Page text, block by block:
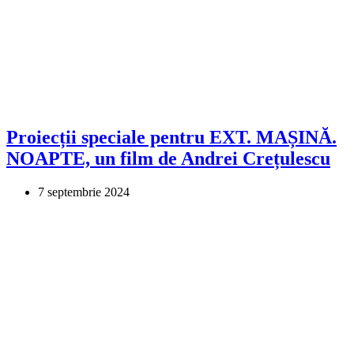
Proiecții speciale pentru EXT. MAȘINĂ.
NOAPTE, un film de Andrei Crețulescu
7 septembrie 2024